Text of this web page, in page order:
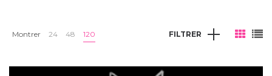
Montrer 24 48 120 FILTRER